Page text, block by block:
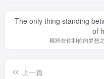
The only thing standing
of
横跨在你和你的梦想
上一篇